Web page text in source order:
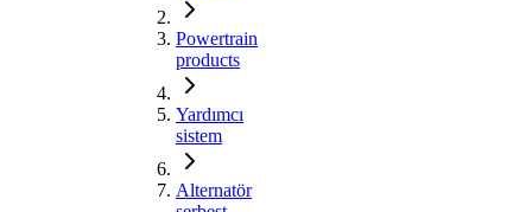
Powertrain
products
Yardımcı
sistem
Alternatör